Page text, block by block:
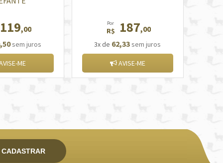
119,00
sem juros
ME
Por
R$ 187,00
3x de 62,33sem juros
AVISE-ME
CADASTRAR